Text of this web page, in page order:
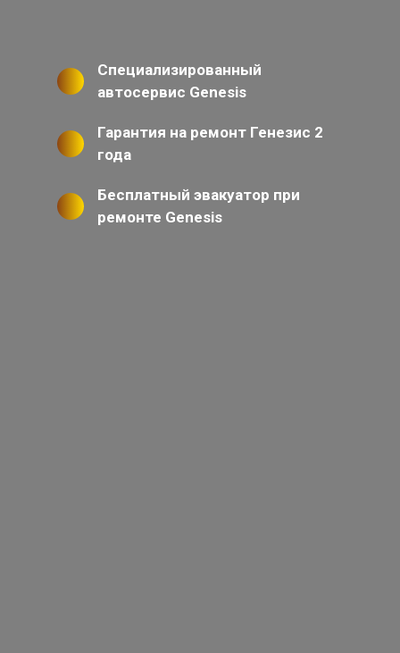
Специализированный
автосервис Genesis
Гарантия на ремонт Генезис 2
года
Бесплатный эвакуатор при
ремонте Genesis